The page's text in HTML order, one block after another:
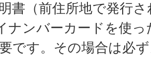
書（前住所地で発行
ナンバーカードを使
です。その場合は必